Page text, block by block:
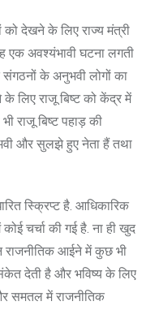
को देखने के लिए राज्य मंत्री
एक अवश्यंभावी घटना लगती
के अनुभवी लोगों का
लिए राजू बिष्ट को केंद्र में
राजू बिष्ट पहाड़ की
और सुलझे हुए नेता हैं तथा
स्क्रिप्ट है. आधिकारिक
चर्चा की गई है. ना ही खुद
राजनीतिक आईने में कुछ भी
देती है और भविष्य के लिए
समतल में राजनीतिक